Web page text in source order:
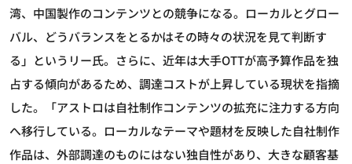
湾、中国製作のコンテンツとの競争になる。ローカルとグロー
バル、どうバランスをとるかはその時々の状況を見て判断す
る」というリー氏。さらに、近年は大手OTTが高予算作品を独
占する傾向があるため、調達コストが上昇している現状を指摘
した。「アストロは自社制作コンテンツの拡充に注力する方向
へ移行している。ローカルなテーマや題材を反映した自社制作
作品は、外部調達のものにはない独自性があり、大きな顧客基